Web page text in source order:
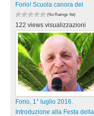
Forio! Scuola canora del
(No Ratings Yet)
122 views visualizzazioni
Forio, 1° luglio 2016.
Introduzione alla Festa della